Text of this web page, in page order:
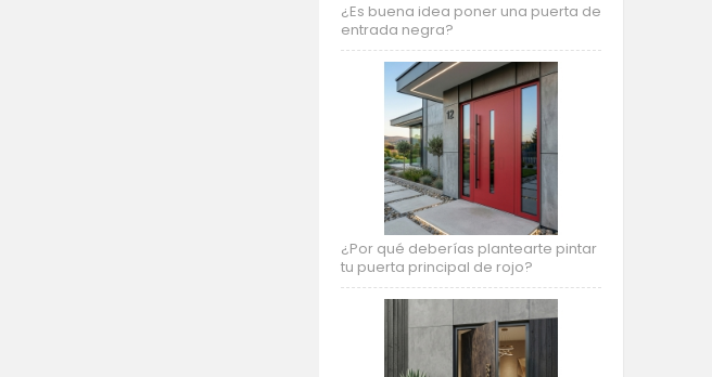
¿Es buena idea poner una puerta de
entrada negra?
¿Por qué deberías plantearte pintar
tu puerta principal de rojo?